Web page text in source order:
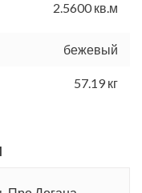
2.5600 кв.м
бежевый
57.19 кг